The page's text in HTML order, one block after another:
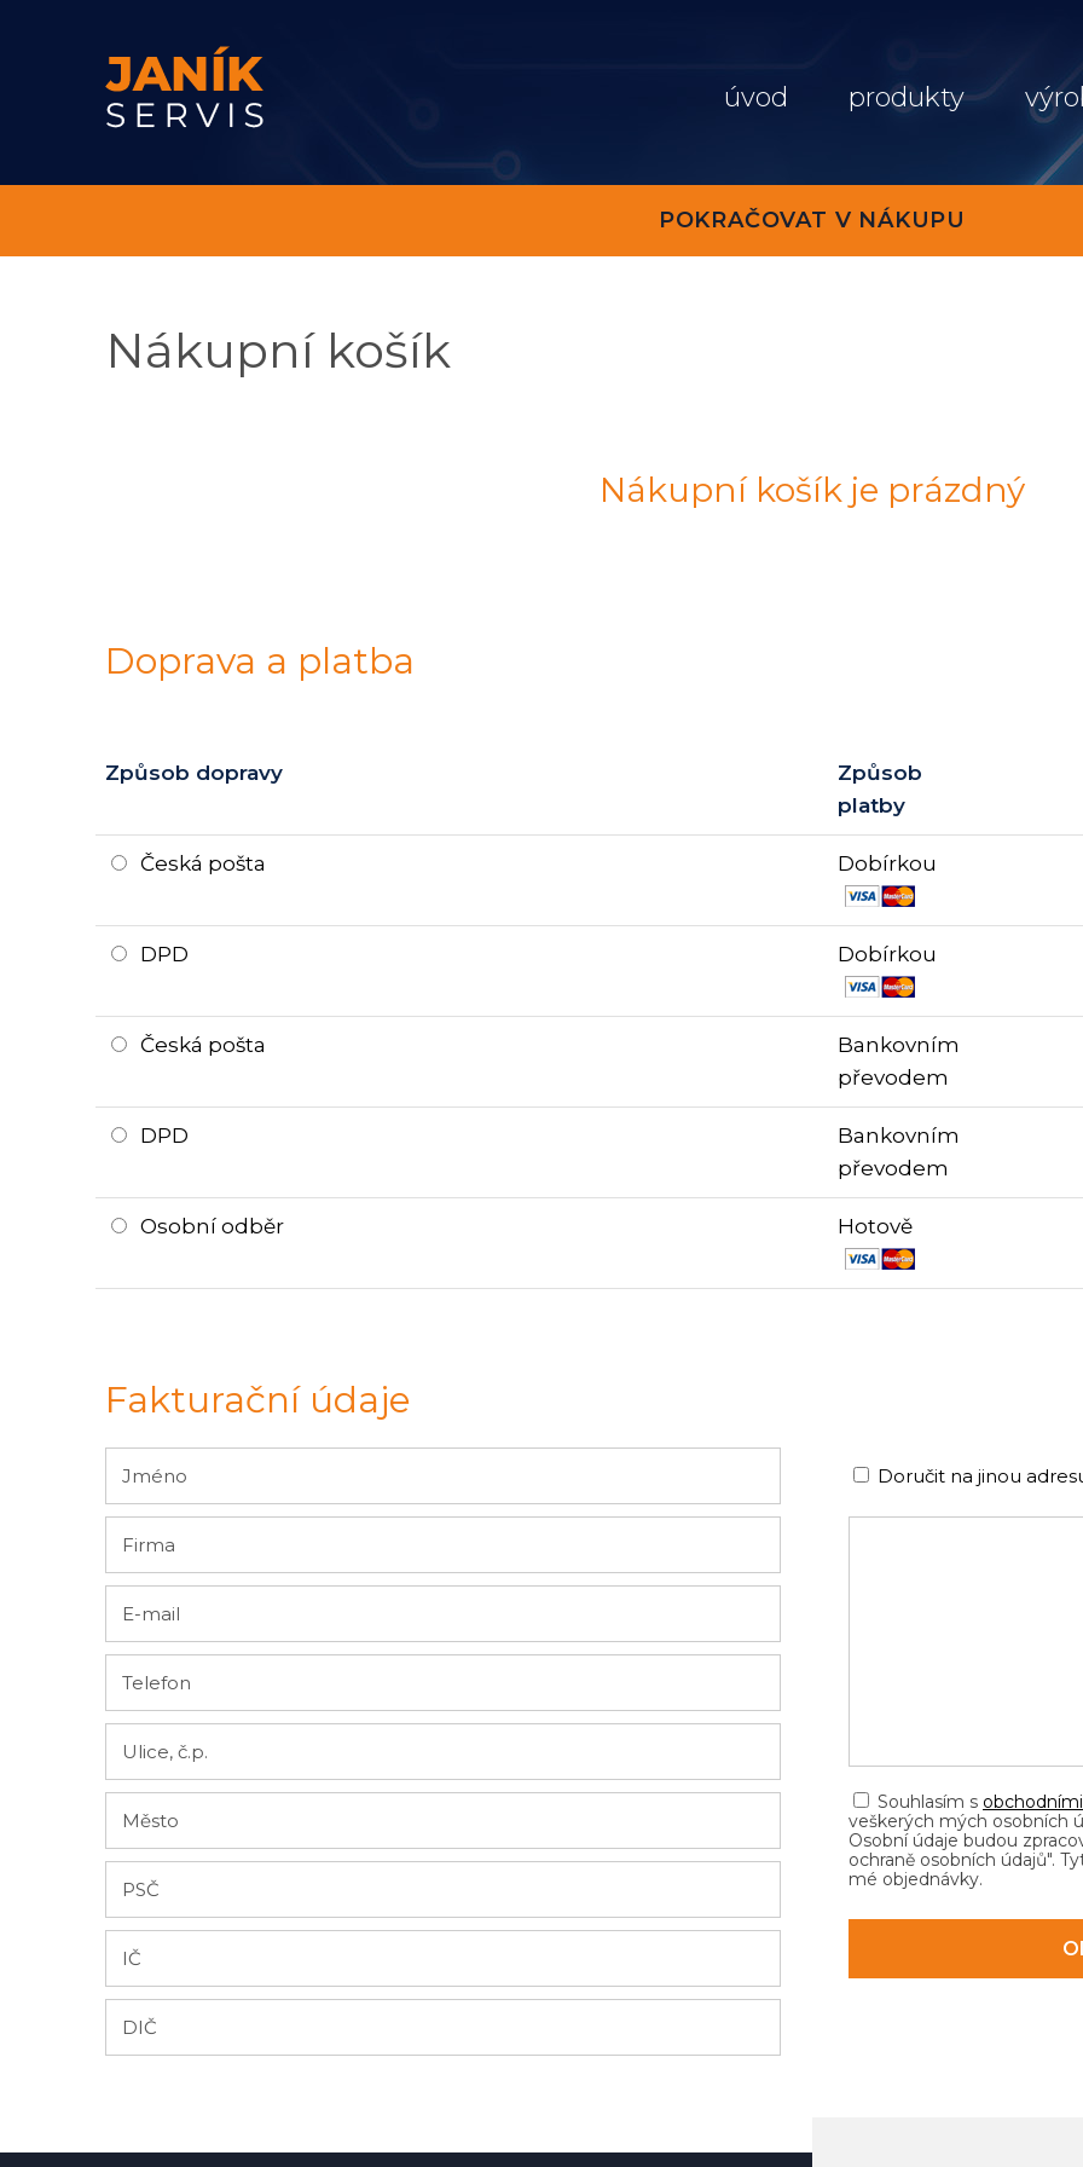
úvod produkty
POKRAČOVAT V NÁKUPU
Nákupní košík
Nákupní košík je prázdný
Doprava a platba
Způsob dopravy
Způsob
platby
Česká pošta Dobírkou
DPD Dobírkou
Česká pošta
Bankovním
převodem
DPD
Bankovním
převodem
Osobní odběr Hotově
Fakturační údaje
Doručit na jinou
Souhlasím s
veškerých mých osobních
Osobní údaje budou
ochraně osobních údajů".
mé objednávky.